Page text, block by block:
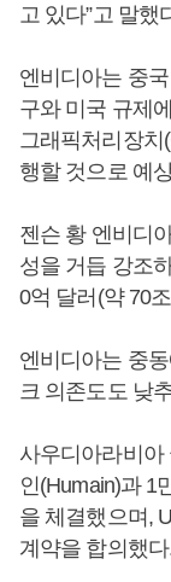
고 있다”고 말했
엔비디아는 중
구와 미국 규제
그래픽처리장치
행할 것으로 예
젠슨 황 엔비디
성을 거듭 강조
0억 달러(약 70
엔비디아는 중
크 의존도도 낮
사우디아라비아
인(Humain)과 1
을 체결했으며,
계약을 합의했